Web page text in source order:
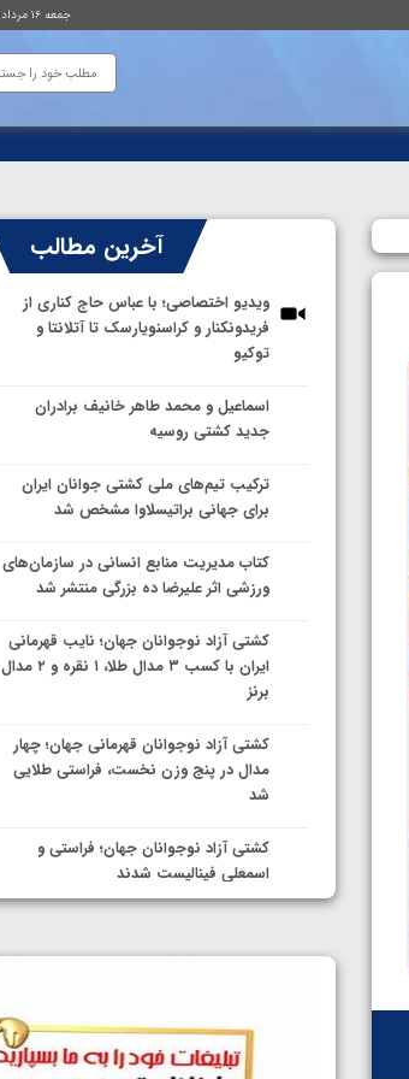
جمعه ۱۶ مرداد ۱۴۰۵ ساعت : ۲۱:۵۲
آخرین مطالب
ویدیو اختصاصی؛ با عباس حاج کناری از
فریدونکنار و کراسنویارسک تا آتلانتا و
توکیو
اسماعیل و محمد طاهر خانیف برادران
جدید کشتی روسیه
ترکیب تیم‌های ملی کشتی جوانان ایران
برای جهانی براتیسلاوا مشخص شد
کتاب مدیریت منابع انسانی در سازمان‌های
ورزشی اثر علیرضا ده بزرگی منتشر شد
کشتی آزاد نوجوانان جهان؛ نایب قهرمانی
ایران با کسب ۳ مدال طلا، ۱ نقره و ۲ مدال
برنز
کشتی آزاد نوجوانان قهرمانی جهان؛ چهار
مدال در پنج وزن نخست، فراستی طلایی
شد
کشتی آزاد نوجوانان جهان؛ فراستی و
اسمعلی فینالیست شدند
نمایندگان ایران مشخص شدند
سوم برای ایران